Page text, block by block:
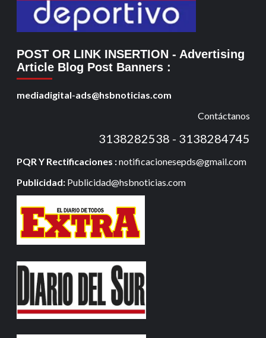
POST OR LINK INSERTION - Advertising
Article Blog Post Banners :
mediadigital-ads@hsbnoticias.com
Contáctanos
3138282538 - 3138284745
PQR Y Rectificaciones :notificacionesepds@gmail.com
Publicidad: Publicidad@hsbnoticias.com